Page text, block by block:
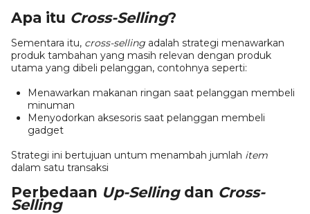
Apa itu Cross-Selling?
Sementara itu, cross-selling adalah strategi menawarkan
produk tambahan yang masih relevan dengan produk
utama yang dibeli pelanggan, contohnya seperti:
Menawarkan makanan ringan saat pelanggan membeli
minuman
Menyodorkan aksesoris saat pelanggan membeli
gadget
Strategi ini bertujuan untum menambah jumlah item
dalam satu transaksi
Perbedaan Up-Sellingdan Cross-
Selling